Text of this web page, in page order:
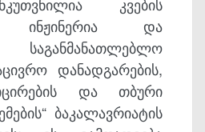
ინჟინერია და
საგანმანათლებლო
დანადგარების,
და თბური
ბაკალავრიატის